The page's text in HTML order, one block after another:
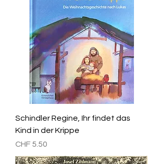
Schindler Regine, Ihr findet das
Kind in der Krippe
Preis
CHF 5.50